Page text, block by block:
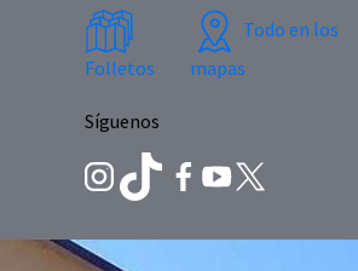
Folletos
Todo en los
mapas
Síguenos